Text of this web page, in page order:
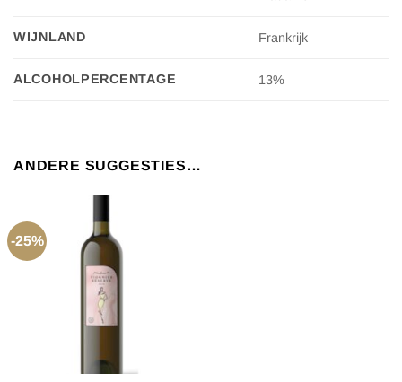
WIJNLAND Frankrijk
ALCOHOLPERCENTAGE 13%
ANDERE SUGGESTIES…
-25%